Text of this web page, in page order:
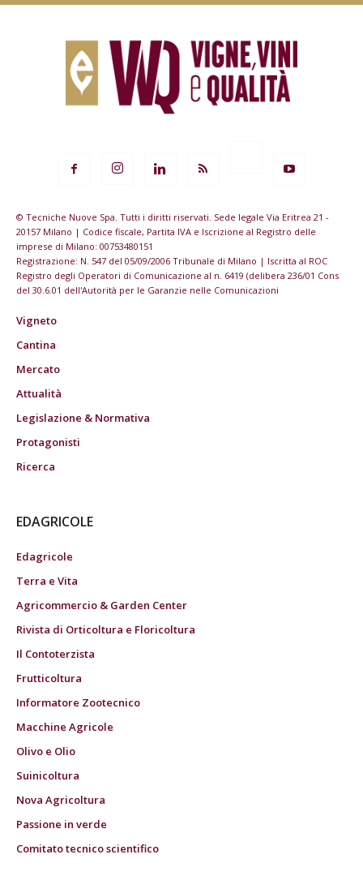
© Tecniche Nuove Spa. Tutti i diritti riservati. Sede legale Via Eritrea 21 -
20157 Milano | Codice fiscale, Partita IVA e Iscrizione al Registro delle
imprese di Milano: 00753480151
Registrazione: N. 547 del 05/09/2006 Tribunale di Milano | Iscritta al ROC
Registro degli Operatori di Comunicazione al n. 6419 (delibera 236/01 Cons
del 30.6.01 dell'Autorità per le Garanzie nelle Comunicazioni
Vigneto
Cantina
Mercato
Attualità
Legislazione & Normativa
Protagonisti
Ricerca
EDAGRICOLE
Edagricole
Terra e Vita
Agricommercio & Garden Center
Rivista di Orticoltura e Floricoltura
Il Contoterzista
Frutticoltura
Informatore Zootecnico
Macchine Agricole
Olivo e Olio
Suinicoltura
Nova Agricoltura
Passione in verde
Comitato tecnico scientifico